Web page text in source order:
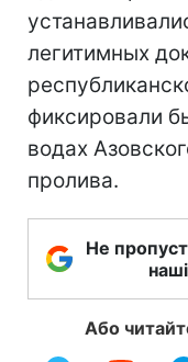
легитимных
фиксировали
водах
пролива.
Не
Або